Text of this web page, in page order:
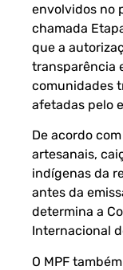
envolvidos no
chamada
que a
transparência
comunidades
afetadas pelo
De acordo
artesanais,
indígenas da
antes da
determina a
Internacional
O MPF